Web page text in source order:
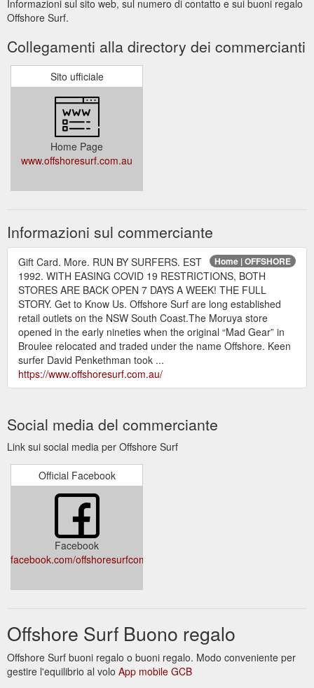
Informazioni sul sito web, sul numero di contatto e sui buoni regalo
Offshore Surf.
Collegamenti alla directory dei commercianti
Sito ufficiale
Home Page
www.offshoresurf.com.au
Informazioni sul commerciante
Home | OFFSHORE
Gift Card. More. RUN BY SURFERS. EST
1992. WITH EASING COVID 19 RESTRICTIONS, BOTH
STORES ARE BACK OPEN 7 DAYS A WEEK! THE FULL
STORY. Get to Know Us. Offshore Surf are long established
retail outlets on the NSW South Coast.The Moruya store
opened in the early nineties when the original “Mad Gear” in
Broulee relocated and traded under the name Offshore. Keen
surfer David Penkethman took ...
https://www.offshoresurf.com.au/
Social media del commerciante
Link sui social media per Offshore Surf
Official Facebook
Facebook
facebook.com/offshoresurfcompany/
Offshore Surf Buono regalo
Offshore Surf buoni regalo o buoni regalo. Modo conveniente per
gestire l'equilibrio al volo App mobile GCB